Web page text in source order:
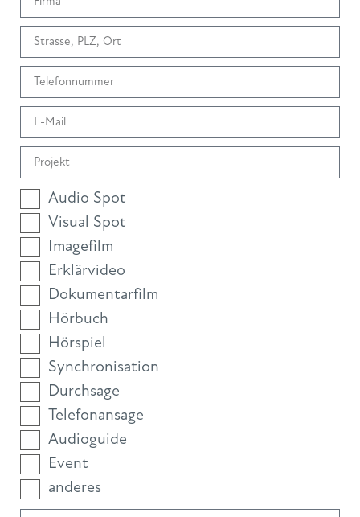
Audio Spot
Visual Spot
Imagefilm
Erklärvideo
Dokumentarfilm
Hörbuch
Hörspiel
Synchronisation
Durchsage
Telefonansage
Audioguide
Event
anderes